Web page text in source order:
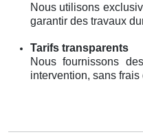
Nous utilisons
garantir des travaux
Tarifs transparents
Nous fournissons
intervention, sans frais